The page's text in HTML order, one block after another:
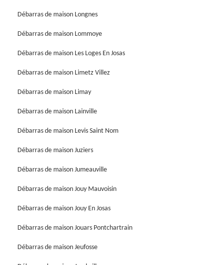
Débarras de maison Longnes
Débarras de maison Lommoye
Débarras de maison Les Loges En Josas
Débarras de maison Limetz Villez
Débarras de maison Limay
Débarras de maison Lainville
Débarras de maison Levis Saint Nom
Débarras de maison Juziers
Débarras de maison Jumeauville
Débarras de maison Jouy Mauvoisin
Débarras de maison Jouy En Josas
Débarras de maison Jouars Pontchartrain
Débarras de maison Jeufosse